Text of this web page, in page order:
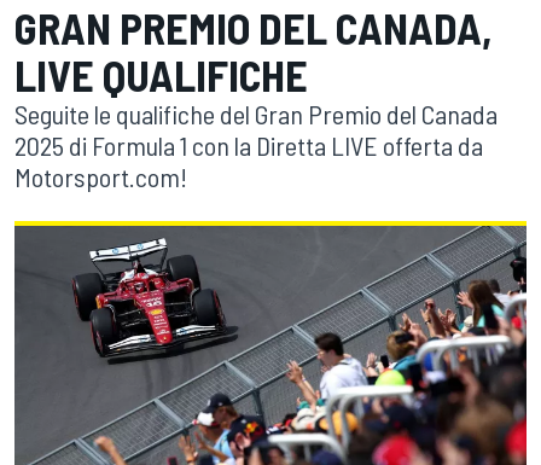
GRAN PREMIO DEL CANADA,
LIVE QUALIFICHE
Seguite le qualifiche del Gran Premio del Canada
2025 di Formula 1 con la Diretta LIVE offerta da
Motorsport.com!